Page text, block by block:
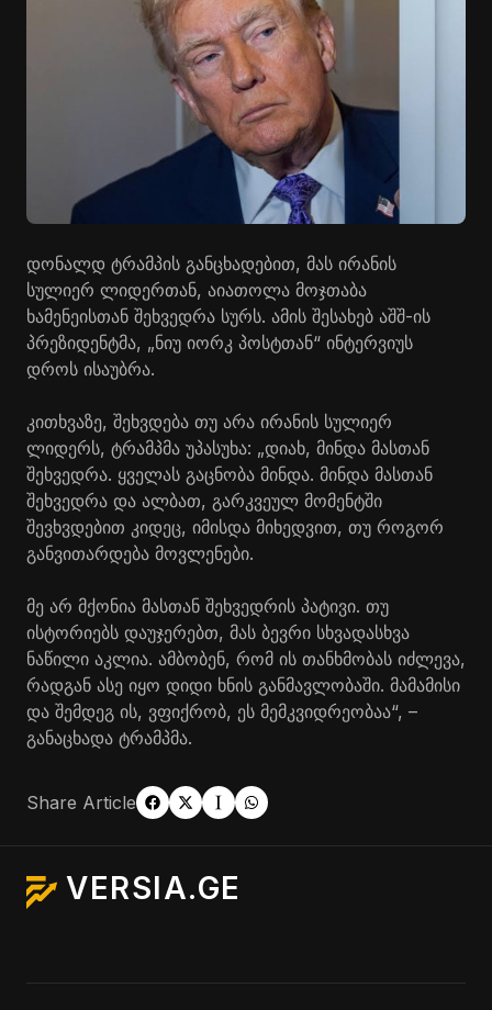
დონალდ ტრამპის განცხადებით, მას ირანის
სულიერ ლიდერთან, აიათოლა მოჯთაბა
ხამენეისთან შეხვედრა სურს. ამის შესახებ აშშ-ის
პრეზიდენტმა, „ნიუ იორკ პოსტთან“ ინტერვიუს
დროს ისაუბრა.
კითხვაზე, შეხვდება თუ არა ირანის სულიერ
ლიდერს, ტრამპმა უპასუხა: „დიახ, მინდა მასთან
შეხვედრა. ყველას გაცნობა მინდა. მინდა მასთან
შეხვედრა და ალბათ, გარკვეულ მომენტში
შევხვდებით კიდეც, იმისდა მიხედვით, თუ როგორ
განვითარდება მოვლენები.
მე არ მქონია მასთან შეხვედრის პატივი. თუ
ისტორიებს დაუჯერებთ, მას ბევრი სხვადასხვა
ნაწილი აკლია. ამბობენ, რომ ის თანხმობას იძლევა,
რადგან ასე იყო დიდი ხნის განმავლობაში. მამამისი
და შემდეგ ის, ვფიქრობ, ეს მემკვიდრეობაა“, –
განაცხადა ტრამპმა.
Share Article
VERSIA.GE